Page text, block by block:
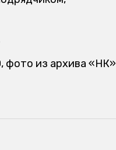
фото из архива «НК»